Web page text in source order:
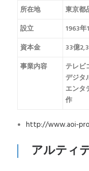
所在地
東京都
設立
1963年
資本金
33億
事業内容
テレビ
デジタ
エンタ
作
http://www.aoi-
アルティ